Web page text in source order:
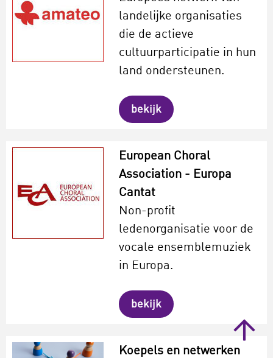
landelijke organisaties
die de actieve
cultuurparticipatie in hun
land ondersteunen.
bekijk
European Choral
Association - Europa
Cantat
Non-profit
ledenorganisatie voor de
vocale ensemblemuziek
in Europa.
bekijk
Koepels en netwerken